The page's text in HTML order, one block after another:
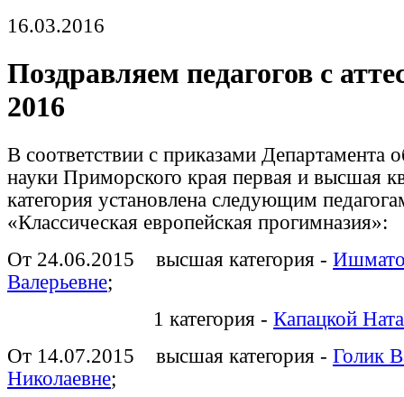
16.03.2016
Поздравляем педагогов с
2016
В соответствии с приказами Департамента
науки Приморского края первая и высшая
категория установлена следующим
«Классическая европейская прогимназия»:
От 24.06.2015 высшая категория -
Валерьевне;
1 категория - Капацкой
От 14.07.2015 высшая категория - Голик
Николаевне;